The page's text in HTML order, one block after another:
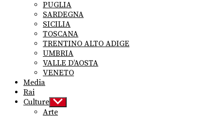
PUGLIA
SARDEGNA
SICILIA
TOSCANA
TRENTINO ALTO ADIGE
UMBRIA
VALLE D’AOSTA
VENETO
Media
Rai
Culture Show
sub
Arte